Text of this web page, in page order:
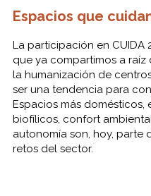
Espacios que
La participación en
que ya compartimos a raíz
la humanización de
ser una tendencia para
Espacios más
biofílicos, confort
autonomía son, hoy, parte
retos del sector.